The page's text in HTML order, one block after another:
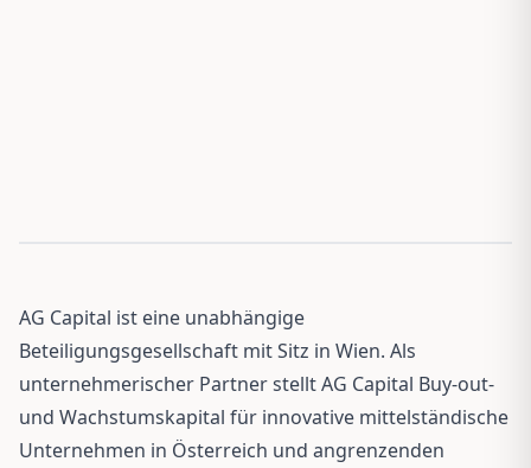
AG Capital ist eine unabhängige
Beteiligungsgesellschaft mit Sitz in Wien. Als
unternehmerischer Partner stellt AG Capital Buy-out-
und Wachstumskapital für innovative mittelständische
Unternehmen in Österreich und angrenzenden